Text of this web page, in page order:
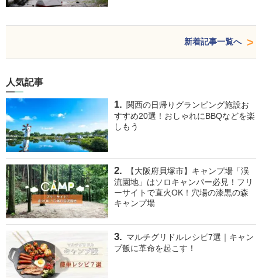
新着記事一覧へ
人気記事
関西の日帰りグランピング施設お
すすめ20選！おしゃれにBBQなどを楽
しもう
【大阪府貝塚市】キャンプ場「渓
流園地」はソロキャンパー必見！フリ
ーサイトで直火OK！穴場の漆黒の森
キャンプ場
マルチグリドルレシピ7選｜キャン
プ飯に革命を起こす！